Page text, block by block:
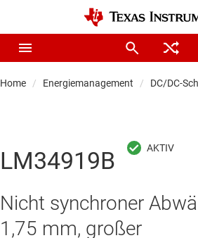
Home Energiemanagement DC/DC-
LM34919B
Nicht synchroner
1,75 mm, großer